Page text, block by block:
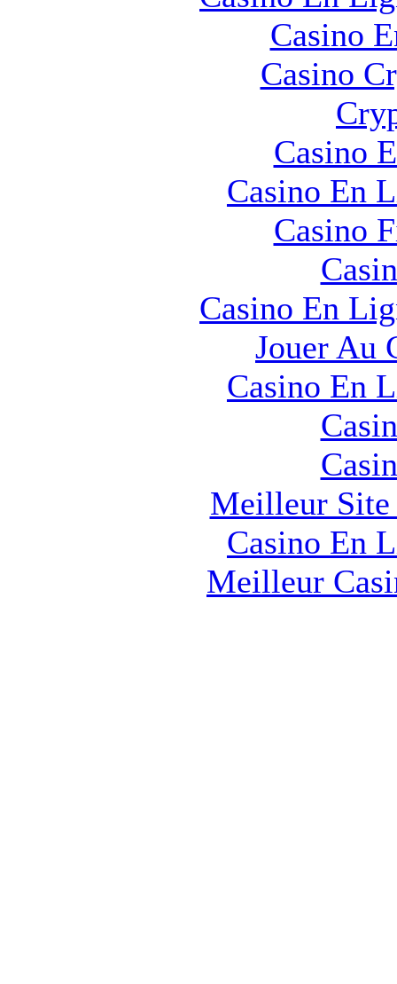
Casino
Casino
Casino
Casino En
Casino
Casino En
Jouer Au
Casino En
Meilleur Site
Casino En
Meilleur